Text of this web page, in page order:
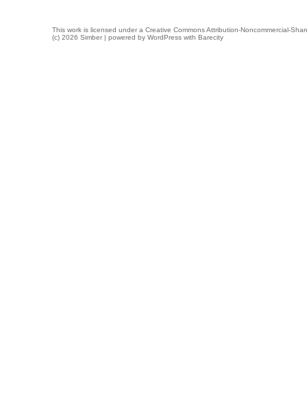
This work is licensed under a Creative Commons Attribution-Noncommercial-
(c) 2026 Simber | powered by WordPress with Barecity